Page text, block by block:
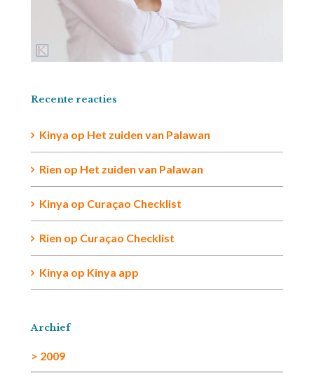
Recente reacties
Kinya op Het zuiden van Palawan
Rien op Het zuiden van Palawan
Kinya op Curaçao Checklist
Rien op Curaçao Checklist
Kinya op Kinya app
Archief
> 2009